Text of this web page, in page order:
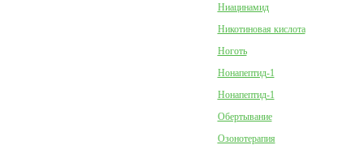
Ниацинамид
Никотиновая кислота
Ноготь
Нонапептид-1
Нонапептид-1
Обертывание
Озонотерапия